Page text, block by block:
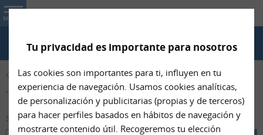
MENU
TELÉFONO
PRODUCTOS
Tejido 3D de Nin- Net
Selecciona una categoría
Tu privacidad es importante para nosotros
Las cookies son importantes para ti, influyen en tu
experiencia de navegación. Usamos cookies analíticas,
de personalización y publicitarias (propias y de terceros)
para hacer perfiles basados en hábitos de navegación y
mostrarte contenido útil. Recogeremos tu elección